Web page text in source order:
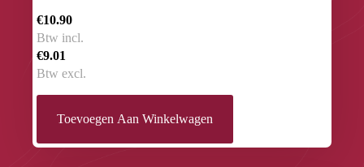
€10.90
Btw incl.
€9.01
Btw excl.
Toevoegen Aan Winkelwagen